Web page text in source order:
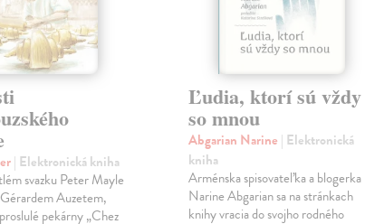
| Elektronická kniha
svazku Peter Mayle
Auzetem,
pekárny „Chez
Ľudia, ktorí sú vždy
so mnou
Abgarian Narine | Elektronická
kniha
Arménska spisovateľka a blogerka
Narine Abgarian sa na stránkach
knihy vracia do svojho rodného